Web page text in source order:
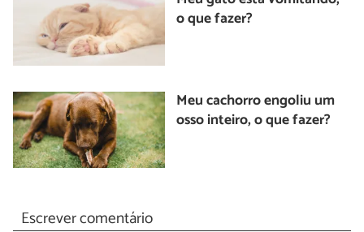
o que fazer?
Meu cachorro engoliu um
osso inteiro, o que fazer?
Escrever comentário